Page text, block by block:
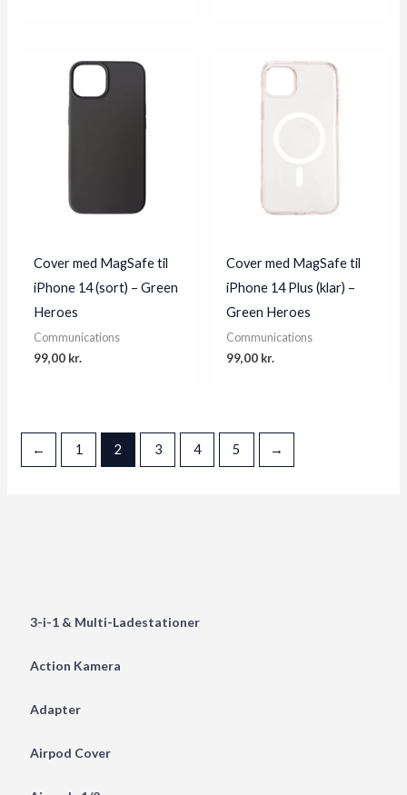
3-i-1 & Multi-Ladestationer
Action Kamera
Adapter
Airpod Cover
Cover med MagSafe til
iPhone 14 (sort) – Green
Heroes
Communications
99,00 kr.
Cover med MagSafe til
iPhone 14 Plus (klar) –
Green Heroes
Communications
99,00 kr.
← 1 2 3 4 5 →